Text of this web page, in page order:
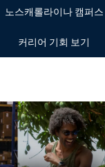
노스캐롤라이나 캠퍼스
커리어 기회 보기